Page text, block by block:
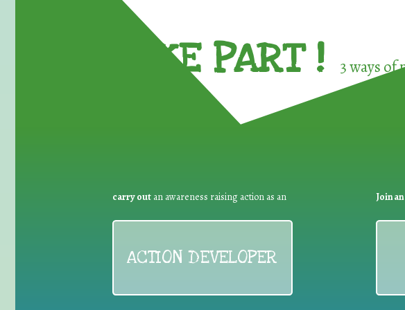
TAKE PART ! 3 ways of
carry out an awareness raising action as an
ACTION DEVELOPER
Join